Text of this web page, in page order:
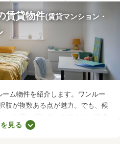
賃貸物件(賃貸マンション・
ム物件を紹介します。ワンルー
肢が複数ある点が魅力。でも、候
いか迷ってしまいますよね。物件
家賃などをチェックすることがお
見る